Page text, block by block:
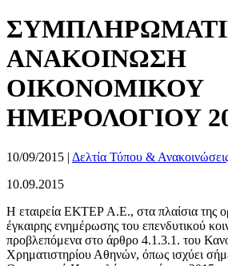
ΑΝΑΚΟΙΝΩΣΗ
ΟΙΚΟΝΟΜΙΚΟΥ
ΗΜΕΡΟΛΟΓΙΟΥ
10/09/2015 | Δελτία Τύπου &
10.09.2015
Η εταιρεία ΕΚΤΕΡ Α.Ε., στα πλαίσια της
έγκαιρης ενημέρωσης του επενδυτικού
προβλεπόμενα στο άρθρο 4.1.3.1. του
Χρηματιστηρίου Αθηνών, όπως ισχύει